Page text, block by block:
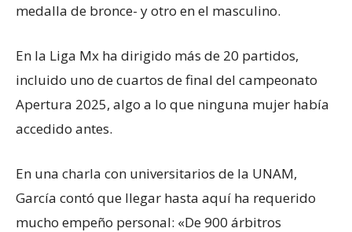
medalla de bronce- y otro en el masculino.
En la Liga Mx ha dirigido más de 20 partidos,
incluido uno de cuartos de final del campeonato
Apertura 2025, algo a lo que ninguna mujer había
accedido antes.
En una charla con universitarios de la UNAM,
García contó que llegar hasta aquí ha requerido
mucho empeño personal: «De 900 árbitros